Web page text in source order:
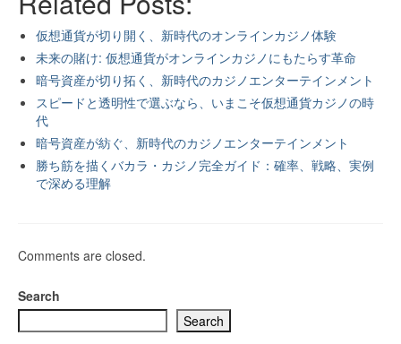
仮想通貨が切り開く、新時代のオンラインカジノ体験
未来の賭け: 仮想通貨がオンラインカジノにもたらす革命
暗号資産が切り拓く、新時代のカジノエンターテインメント
スピードと透明性で選ぶなら、いまこそ仮想通貨カジノの時
代
暗号資産が紡ぐ、新時代のカジノエンターテインメント
勝ち筋を描くバカラ・カジノ完全ガイド：確率、戦略、実例
で深める理解
Comments are closed.
Search
Search